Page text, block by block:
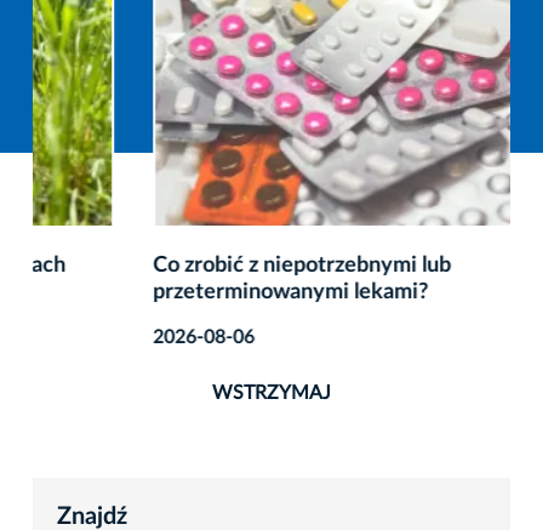
Co zrobić z niepotrzebnymi lub
przeterminowanymi lekami?
WSTRZYMAJ
Znajdź